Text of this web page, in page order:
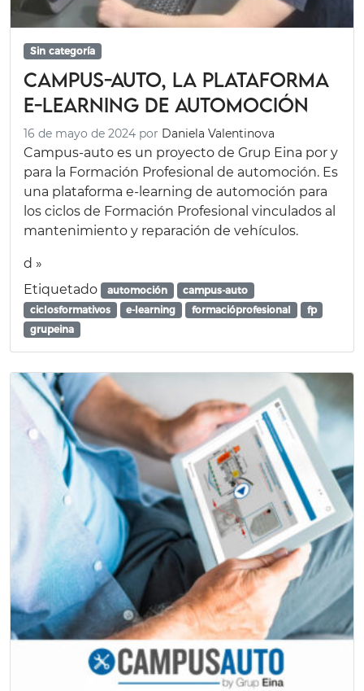
Sin categoría
Campus-auto, la plataforma
e-learning de automoción
16 de mayo de 2024 por Daniela Valentinova
Campus-auto es un proyecto de Grup Eina por y
para la Formación Profesional de automoción. Es
una plataforma e-learning de automoción para
los ciclos de Formación Profesional vinculados al
mantenimiento y reparación de vehículos.
d »
Etiquetado
automoción
campus-auto
ciclosformativos
e-learning formacióprofesional
fp
grupeina